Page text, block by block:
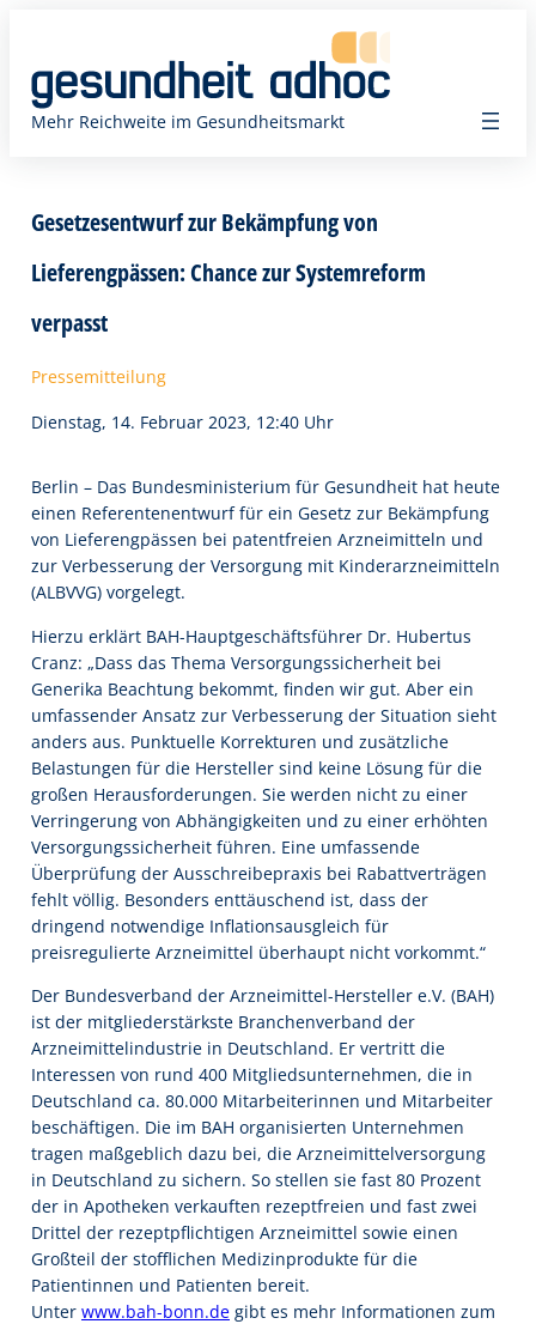
springen
Mehr Reichweite im Gesundheitsmarkt
Gesetzesentwurf zur Bekämpfung von
Lieferengpässen: Chance zur Systemreform
verpasst
Pressemitteilung
Dienstag, 14. Februar 2023, 12:40 Uhr
Berlin – Das Bundesministerium für Gesundheit hat heute
einen Referentenentwurf für ein Gesetz zur Bekämpfung
von Lieferengpässen bei patentfreien Arzneimitteln und
zur Verbesserung der Versorgung mit Kinderarzneimitteln
(ALBVVG) vorgelegt.
Hierzu erklärt BAH-Hauptgeschäftsführer Dr. Hubertus
Cranz: „Dass das Thema Versorgungssicherheit bei
Generika Beachtung bekommt, finden wir gut. Aber ein
umfassender Ansatz zur Verbesserung der Situation sieht
anders aus. Punktuelle Korrekturen und zusätzliche
Belastungen für die Hersteller sind keine Lösung für die
großen Herausforderungen. Sie werden nicht zu einer
Verringerung von Abhängigkeiten und zu einer erhöhten
Versorgungssicherheit führen. Eine umfassende
Überprüfung der Ausschreibepraxis bei Rabattverträgen
fehlt völlig. Besonders enttäuschend ist, dass der
dringend notwendige Inflationsausgleich für
preisregulierte Arzneimittel überhaupt nicht vorkommt.“
Der Bundesverband der Arzneimittel-Hersteller e.V. (BAH)
ist der mitgliederstärkste Branchenverband der
Arzneimittelindustrie in Deutschland. Er vertritt die
Interessen von rund 400 Mitgliedsunternehmen, die in
Deutschland ca. 80.000 Mitarbeiterinnen und Mitarbeiter
beschäftigen. Die im BAH organisierten Unternehmen
tragen maßgeblich dazu bei, die Arzneimittelversorgung
in Deutschland zu sichern. So stellen sie fast 80 Prozent
der in Apotheken verkauften rezeptfreien und fast zwei
Drittel der rezeptpflichtigen Arzneimittel sowie einen
Großteil der stofflichen Medizinprodukte für die
Patientinnen und Patienten bereit.
Unter www.bah-bonn.de gibt es mehr Informationen zum